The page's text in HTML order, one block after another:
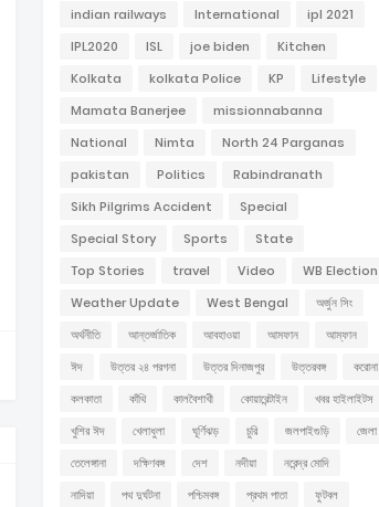
indian railways
International
ipl 2021
IPL2020
ISL joe biden
Kitchen
Kolkata
kolkata Police KP
Lifestyle
Mamata Banerjee
missionnabanna
National
Nimta
North 24 Parganas
pakistan
Politics
Rabindranath
Sikh Pilgrims Accident
Special
Special Story
Sports
State
Top Stories
travel Video
WB Election
Weather Update
West Bengal
অর্জুন সিং
অর্থনীতি
আন্তর্জাতিক আবহাওয়া আমফান
আম্ফান
ঈদ
উত্তর ২৪ পরগনা উত্তর দিনাজপুর উত্তরবঙ্গ
করোনা
কলকাতা
কাঁথি কালবৈশাখী কোয়ারেন্টাইন
খবর হাইলাইটস
খুশির ঈদ
খেলাধুলা ঘূর্ণিঝড় চুরি জলপাইগুড়ি
জেলা
তেলেঙ্গানা
দক্ষিণবঙ্গ দেশ নদীয়া
নরেন্দ্র মোদি
নাদিয়া
পথ দুর্ঘটনা পশ্চিমবঙ্গ প্রথম পাতা
ফুটবল